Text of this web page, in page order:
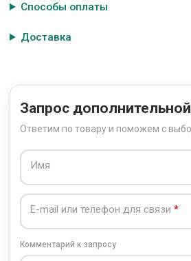
Способы оплаты
Доставка
Запрос
Ответим по товару и поможем с
Имя
E-mail или телефон для связи
Комментарий к запросу